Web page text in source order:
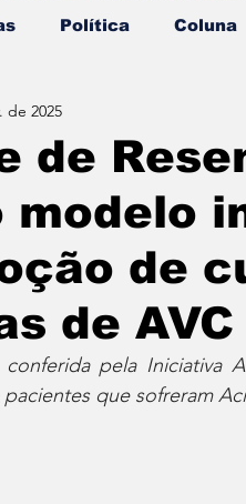
Política Coluna
em 1 min
Angra dos Reis
de
modelo
de
de AVC
de 2025
conferida pela Iniciativa
que sofreram